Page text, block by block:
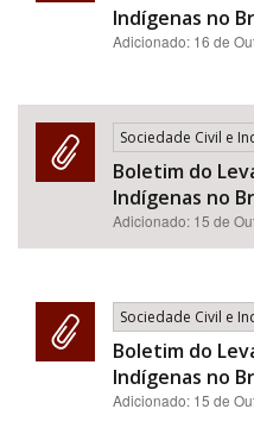
Indígenas no
Adicionado: 16 de
Sociedade Civil e
Boletim do
Indígenas no
Adicionado: 15 de
Sociedade Civil e
Boletim do
Indígenas no
Adicionado: 15 de